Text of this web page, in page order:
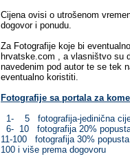
Cijena ovisi o utrošenom
dogovor i ponudu.
Za Fotografije koje bi
hrvatske.com , a vlasništvo su
navedenim pod autor te se tek
eventualno koristiti.
Fotografije sa portala za
1- 5 fotografija-jedinična
6- 10 fotografija 20%
11-100 fotografija 30% popusta
100 i više prema dogovoru